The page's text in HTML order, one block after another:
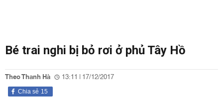
Bé trai nghi bị bỏ rơi ở phủ Tây Hồ
Theo Thanh Hà 13:11 | 17/12/2017
15
Chia sẻ